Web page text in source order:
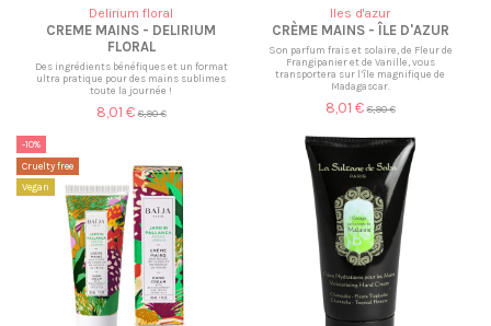
Delirium floral
CREME MAINS - DELIRIUM
FLORAL
Des ingrédients bénéfiques et un format
ultra pratique pour des mains sublimes
toute la journée !
8,01 € 8,90 €
Iles d'azur
CRÈME MAINS - ÎLE D'AZUR
Son parfum frais et solaire, de Fleur de
Frangipanier et de Vanille, vous
transportera sur l’île magnifique de
Madagascar.
8,01 € 8,90 €
-10%
Cruelty free
Vegan